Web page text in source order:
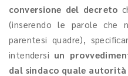
conversione del decreto
(inserendo le parole che
parentesi quadre),
intendersi un
dal sindaco quale